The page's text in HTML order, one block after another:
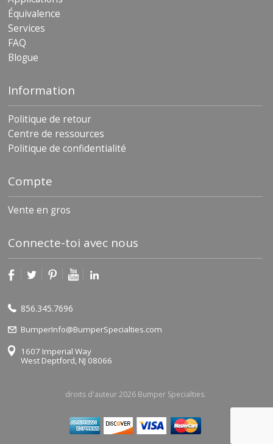
Équivalence
Services
FAQ
Blogue
Information
Politique de retour
Centre de ressources
Politique de confidentialité
Compte
Vente en gros
Connecte-toi avec nous
856.345.7696
BumperInfo@BumperSpecialties.com
1607 Imperial Way
West Deptford, NJ 08066
droits d'auteur 2026 Bumper Specialties.